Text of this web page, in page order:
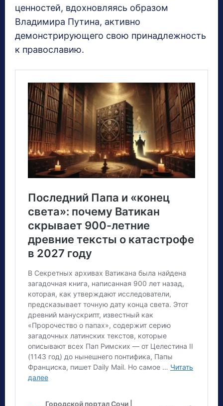
ценностей, вдохновляясь образом
Владимира Путина, активно
демонстрирующего свою принадлежность
к православию.